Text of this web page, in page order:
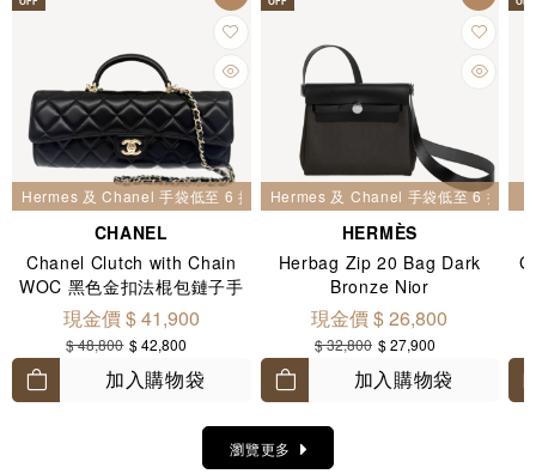
Hermes 及 Chanel 手袋低至 6 折
CHANEL
Chanel Clutch with Chain
WOC 黑色金扣法棍包鏈子手
拿包 AP5280
現金價 $ 41,900
$ 48,800 $ 42,800
加入購物袋
Hermes 及 Chanel 手袋低至 6 折
HERMÈS
Herbag Zip 20 Bag Dark
Bronze Nior
現金價 $ 26,800
$ 32,800 $ 27,900
加入購物袋
瀏覽更多